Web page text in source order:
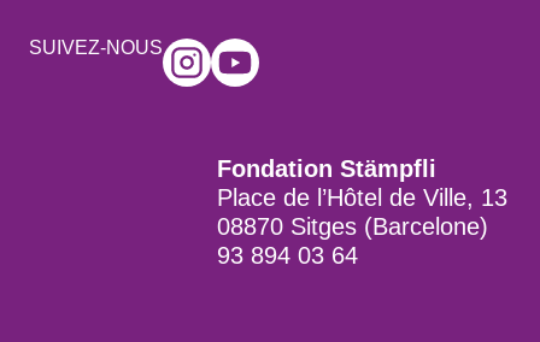
SUIVEZ-NOUS
Fondation Stämpfli
Place de l’Hôtel de Ville, 13
08870 Sitges (Barcelone)
93 894 03 64